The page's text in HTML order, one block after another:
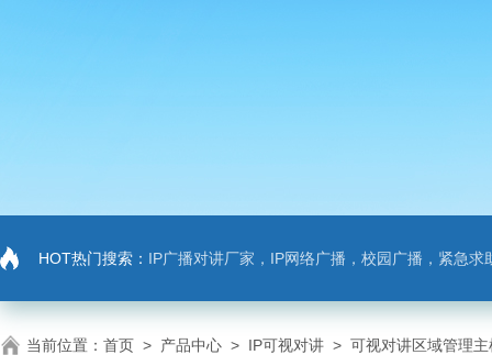
HOT热门搜索： IP广播对讲厂家，IP网络广播，校园广播，紧急求助，IP广播对讲系
当前位置： 首页 > 产品中心 > IP可视对讲 > 可视对讲区域管理主